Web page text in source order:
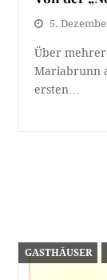
5.
Über
Mariabrunn
ersten…
GASTHÄUSER